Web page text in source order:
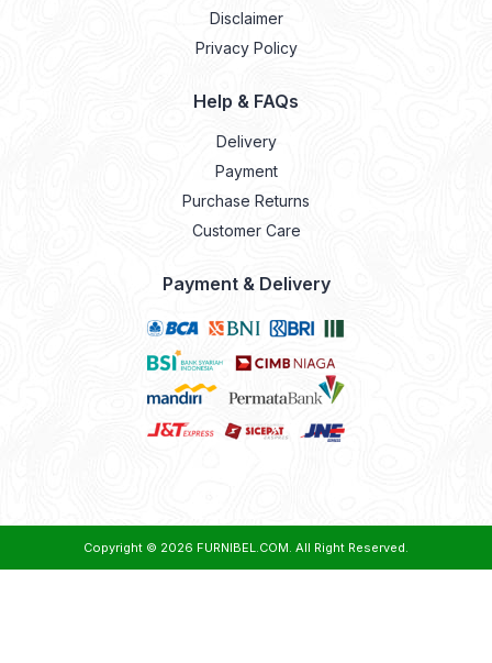
Disclaimer
Privacy Policy
Help & FAQs
Delivery
Payment
Purchase Returns
Customer Care
Payment & Delivery
Copyright © 2026 FURNIBEL.COM. All Right Reserved.